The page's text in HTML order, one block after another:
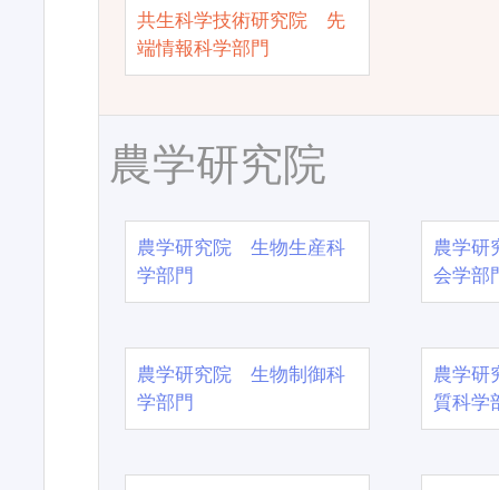
共生科学技術研究院 先
端情報科学部門
農学研究院
農学研究院 生物生産科
学部門
農学
会学部
農学研究院 生物制御科
学部門
農学
質科学